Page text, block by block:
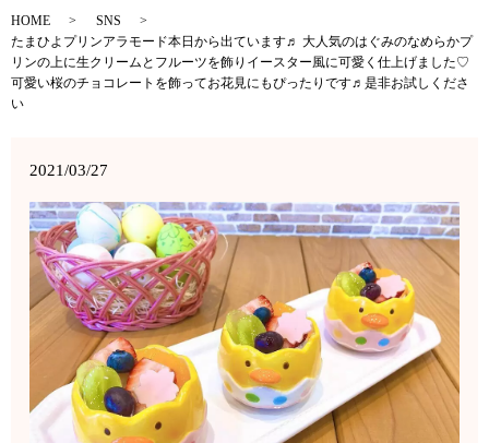
HOME
SNS
たまひよプリンアラモード本日から出ています♬ 大人気のはぐみのなめらかプ
リンの上に生クリームとフルーツを飾りイースター風に可愛く仕上げました♡
可愛い桜のチョコレートを飾ってお花見にもぴったりです♬是非お試しくださ
い
2021/03/27